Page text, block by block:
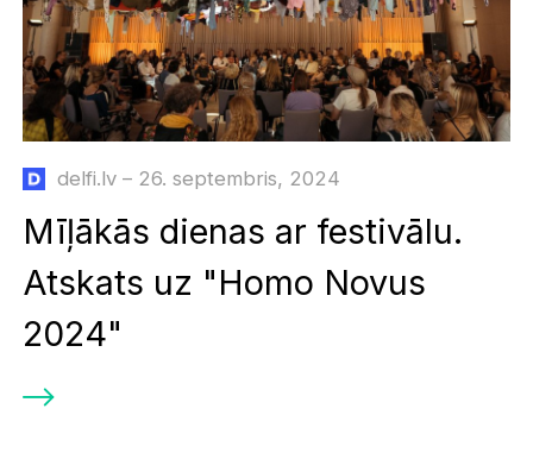
delfi.lv – 26. septembris, 2024
Mīļākās dienas ar festivālu.
Atskats uz "Homo Novus
2024"